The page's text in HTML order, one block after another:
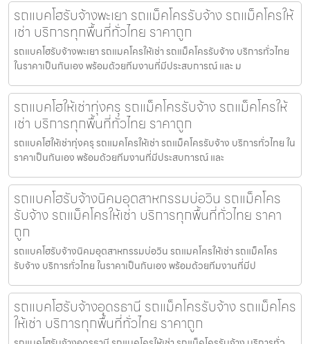
รถแบคโฮรับจ้างพะเยา รถแม็คโครรับจ้าง รถแม็คโครให้
เช่า บริการทุกพื้นที่ทั่วไทย ราคาถูก
รถแบคโฮรับจ้างพะเยา รถแมคโครให้เช่า รถแม็คโครรับจ้าง บริการทั่วไทย
ในราคาเป็นกันเอง พร้อมด้วยทีมงานที่มีประสบการณ์ และ ม
รถแบคโฮให้เช่าทุ่งครุ รถแม็คโครรับจ้าง รถแม็คโครให้
เช่า บริการทุกพื้นที่ทั่วไทย ราคาถูก
รถแบคโฮให้เช่าทุ่งครุ รถแมคโครให้เช่า รถแม็คโครรับจ้าง บริการทั่วไทย ใน
ราคาเป็นกันเอง พร้อมด้วยทีมงานที่มีประสบการณ์ และ
รถแบคโฮรับจ้างนิคมอุตสาหกรรมบ่อวิน รถแม็คโคร
รับจ้าง รถแม็คโครให้เช่า บริการทุกพื้นที่ทั่วไทย ราคา
ถูก
รถแบคโฮรับจ้างนิคมอุตสาหกรรมบ่อวิน รถแมคโครให้เช่า รถแม็คโคร
รับจ้าง บริการทั่วไทย ในราคาเป็นกันเอง พร้อมด้วยทีมงานที่มีป
รถแบคโฮรับจ้างอุดรธานี รถแม็คโครรับจ้าง รถแม็คโคร
ให้เช่า บริการทุกพื้นที่ทั่วไทย ราคาถูก